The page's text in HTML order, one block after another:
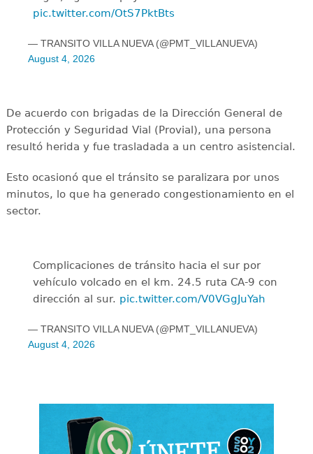
pic.twitter.com/OtS7PktBts
— TRANSITO VILLA NUEVA (@PMT_VILLANUEVA)
August 4, 2026
De acuerdo con brigadas de la Dirección General de
Protección y Seguridad Vial (Provial), una persona
resultó herida y fue trasladada a un centro asistencial.
Esto ocasionó que el tránsito se paralizara por unos
minutos, lo que ha generado congestionamiento en el
sector.
Complicaciones de tránsito hacia el sur por
vehículo volcado en el km. 24.5 ruta CA-9 con
dirección al sur. pic.twitter.com/V0VGgJuYah
— TRANSITO VILLA NUEVA (@PMT_VILLANUEVA)
August 4, 2026